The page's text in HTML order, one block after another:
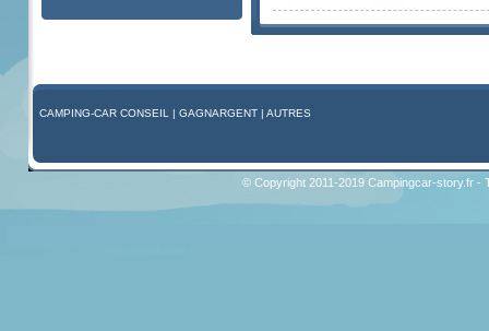
CAMPING-CAR CONSEIL | GAGNARGENT| AUTRES
© Copyright 2011-2019 Campingcar-story.fr -